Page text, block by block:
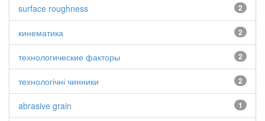
2
surface roughness
2
кинематика
2
технологические факторы
2
технологічні чинники
1
abrasive grain